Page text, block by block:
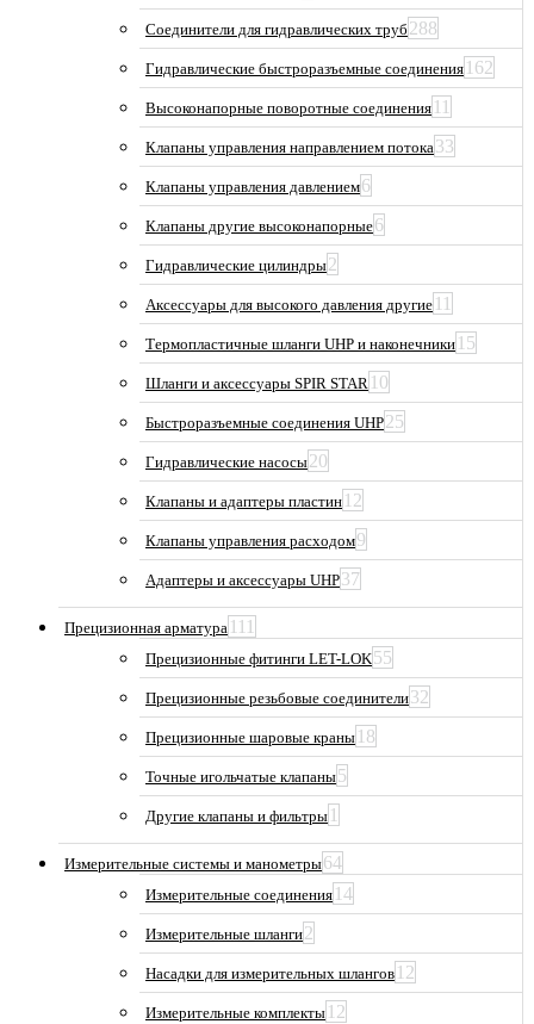
Соединители для гидравлических труб 288
Гидравлические быстроразъемные соединения 162
Высоконапорные поворотные соединения 11
Клапаны управления направлением потока33
Клапаны управления давлением6
Клапаны другие высоконапорные6
Гидравлические цилиндры2
Аксессуары для высокого давления другие 11
Термопластичные шланги UHP и наконечники 15
Шланги и аксессуары SPIR STAR 10
Быстроразъемные соединения UHP25
Гидравлические насосы20
Клапаны и адаптеры пластин 12
Клапаны управления расходом9
Адаптеры и аксессуары UHP37
Прецизионная арматура 111
Прецизионные фитинги LET-LOK55
Прецизионные резьбовые соединители32
Прецизионные шаровые краны 18
Точные игольчатые клапаны5
Другие клапаны и фильтры 1
Измерительные системы и манометры64
Измерительные соединения 14
Измерительные шланги2
Насадки для измерительных шлангов 12
Измерительные комплекты 12